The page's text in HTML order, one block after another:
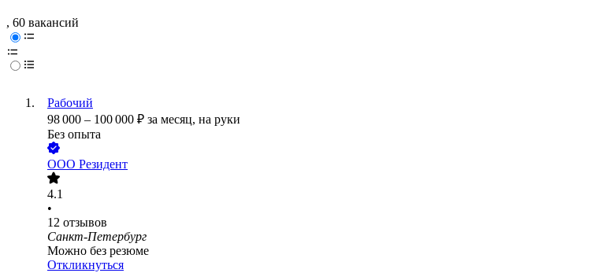
, 60 вакансий
Рабочий
98 000 – 100 000 ₽ за месяц, на руки
Без опыта
ООО Резидент
4.1
•
12 отзывов
Санкт-Петербург
Можно без резюме
Откликнуться